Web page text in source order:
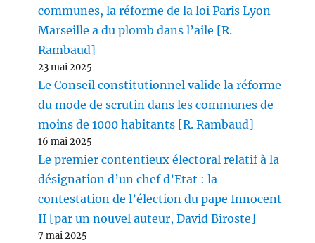
communes, la réforme de la loi Paris Lyon
Marseille a du plomb dans l’aile [R.
Rambaud]
23 mai 2025
Le Conseil constitutionnel valide la réforme
du mode de scrutin dans les communes de
moins de 1000 habitants [R. Rambaud]
16 mai 2025
Le premier contentieux électoral relatif à la
désignation d’un chef d’Etat : la
contestation de l’élection du pape Innocent
II [par un nouvel auteur, David Biroste]
7 mai 2025